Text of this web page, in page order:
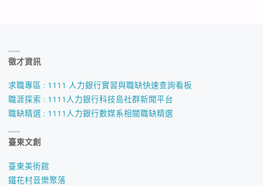
徵才資訊
求職專區 : 1111 人力銀行實習與職缺快速查詢看板
職涯探索 : 1111人力銀行科技島社群新聞平台
職缺精選 : 1111人力銀行數媒系相關職缺精選
臺東文創
臺東美術館
鐵花村音樂聚落